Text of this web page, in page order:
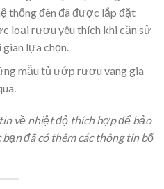
thống đèn đã được lắp đặt
loại rượu yêu thích khi cần sử
lựa chọn.
mẫu tủ ướp rượu vang gia
về nhiệt độ thích hợp để bảo
đã có thêm các thông tin bổ